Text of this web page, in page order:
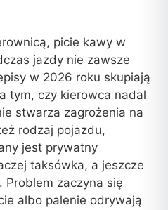
picie kawy w
jazdy nie zawsze
w 2026 roku skupiają
tym, czy kierowca nadal
stwarza zagrożenia na
rodzaj pojazdu,
jest prywatny
taksówka, a jeszcze
Problem zaczyna się
albo palenie odrywają